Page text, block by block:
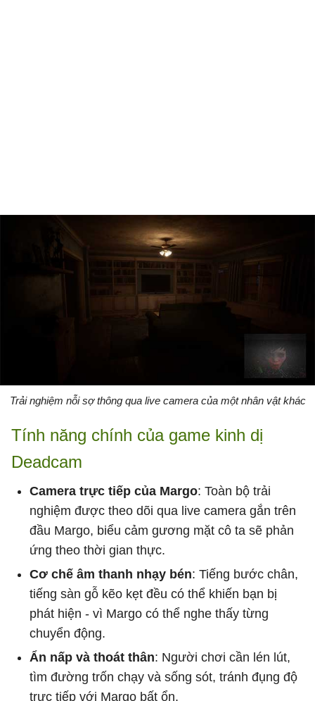
Trải nghiệm nỗi sợ thông qua live camera của một nhân vật khác
Tính năng chính của game kinh dị
Deadcam
Camera trực tiếp của Margo: Toàn bộ trải
nghiệm được theo dõi qua live camera gắn trên
đầu Margo, biểu cảm gương mặt cô ta sẽ phản
ứng theo thời gian thực.
Cơ chế âm thanh nhạy bén: Tiếng bước chân,
tiếng sàn gỗ kẽo kẹt đều có thể khiến bạn bị
phát hiện - vì Margo có thể nghe thấy từng
chuyển động.
Ẩn nấp và thoát thân: Người chơi cần lén lút,
tìm đường trốn chạy và sống sót, tránh đụng độ
trực tiếp với Margo bất ổn.